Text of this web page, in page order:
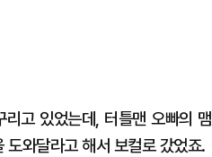
고 있었는데, 터틀맨 오빠의
와달라고 해서 보컬로 갔었죠.